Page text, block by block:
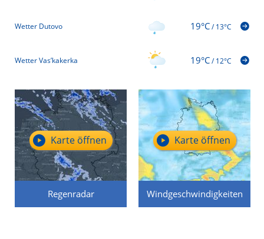
Wetter Dutovo 19°C/13°C
Wetter Vas’kakerka 19°C/12°C
Regenradar
Karte öffnen
Windgeschwindigkeiten
Karte öffnen